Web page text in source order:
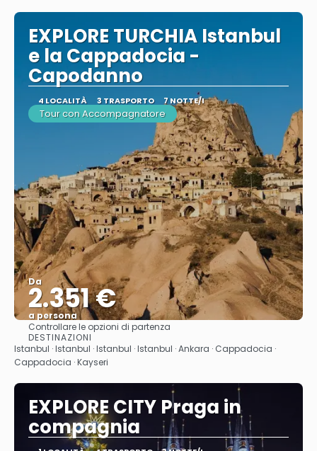
EXPLORE TURCHIA Istanbul
e la Cappadocia -
Capodanno
4 LOCALITÀ 3 TRASPORTO 7 NOTTE/I
Tour con Accompagnatore
Da
2.351 €
a persona
Vedere
Controllare le opzioni di partenza
DESTINAZIONI
Istanbul · Istanbul · Istanbul · Istanbul · Ankara · Cappadocia ·
Cappadocia · Kayseri
EXPLORE CITY Praga in
compagnia